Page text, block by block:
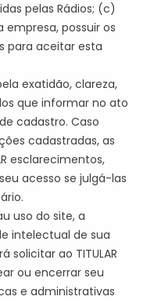
pelas Rádios; (c)
possuir os
para aceitar esta
exatidão, clareza,
que informar no ato
cadastro. Caso
cadastradas, as
esclarecimentos,
acesso se julgá-las
uso do site, a
intelectual de sua
solicitar ao TITULAR
ou encerrar seu
e administrativas